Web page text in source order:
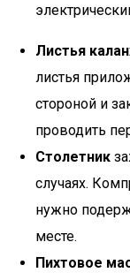
Листья
листья
стороной и
проводить
Столетник
случаях.
нужно
месте.
Пихтовое